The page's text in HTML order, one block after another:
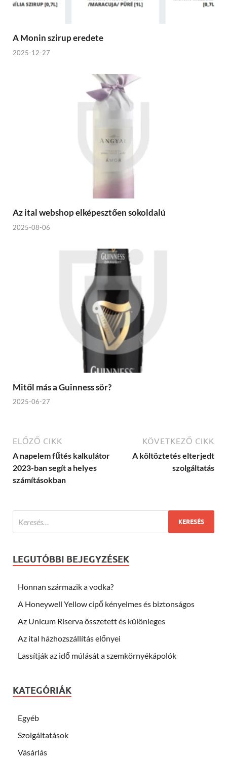
A Monin szirup eredete
2025-12-27
Az ital webshop elképesztően sokoldalú
2025-08-06
Mitől más a Guinness sör?
2025-06-27
ELŐZŐ CIKK
A napelem fűtés kalkulátor
2023-ban segít a helyes
számításokban
KÖVETKEZŐ CIKK
A költöztetés elterjedt
szolgáltatás
LEGUTÓBBI BEJEGYZÉSEK
Honnan származik a vodka?
A Honeywell Yellow cipő kényelmes és biztonságos
Az Unicum Riserva összetett és különleges
Az ital házhozszállítás előnyei
Lassítják az idő múlását a szemkörnyékápolók
KATEGÓRIÁK
Egyéb
Szolgáltatások
Vásárlás